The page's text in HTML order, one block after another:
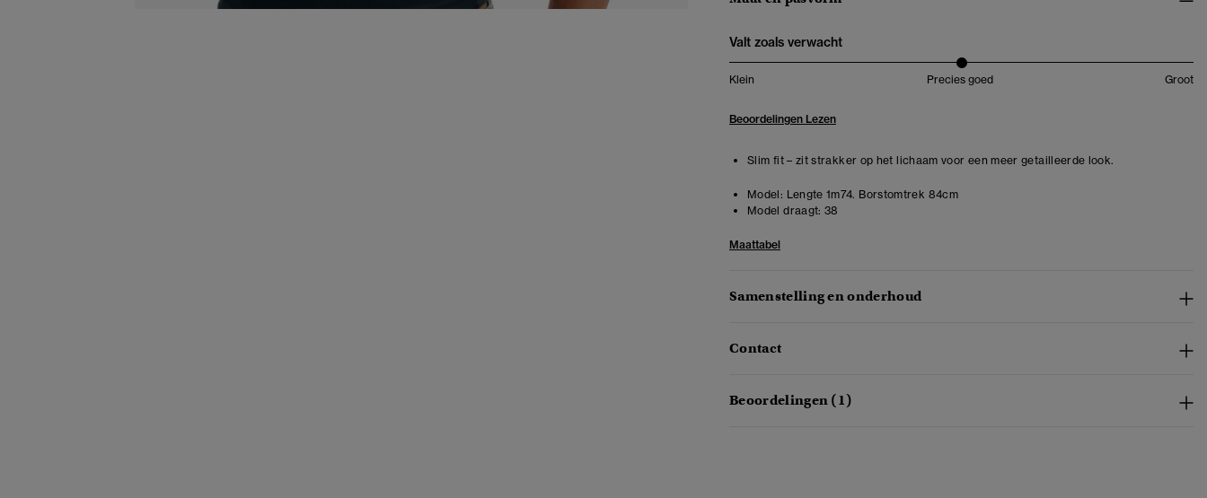
Valt zoals verwacht
Klein Precies goed Groot
Beoordelingen Lezen
Slim fit – zit strakker op het lichaam voor een meer getailleerde look.
Model: Lengte 1m74. Borstomtrek 84cm
Model draagt: 38
Maattabel
Samenstelling en onderhoud
Contact
Beoordelingen (1)